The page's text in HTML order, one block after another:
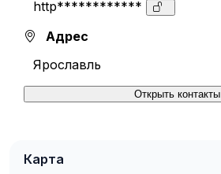
http************
Адрес
Ярославль
Открыть контакты
Карта